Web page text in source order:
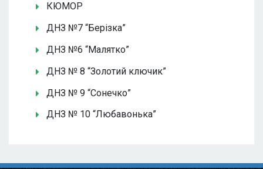
КЮМОР
ДНЗ №7 “Берізка”
ДНЗ №6 “Малятко”
ДНЗ № 8 “Золотий ключик”
ДНЗ № 9 “Сонечко”
ДНЗ № 10 “Любавонька”